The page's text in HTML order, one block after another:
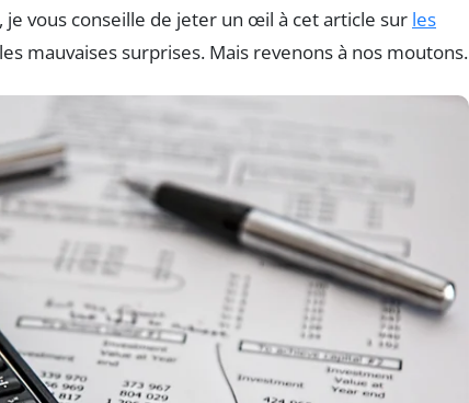
je vous conseille de jeter un œil à cet article sur les
mauvaises surprises. Mais revenons à nos moutons.